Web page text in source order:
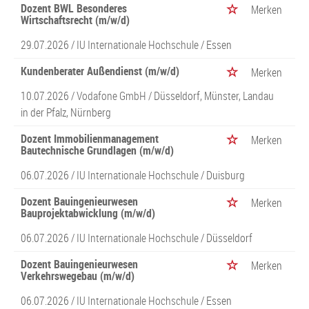
Dozent BWL Besonderes
Wirtschaftsrecht (m/w/d)
Merken
29.07.2026 /IU Internationale Hochschule/ Essen
Kundenberater Außendienst (m/w/d)
Merken
10.07.2026 /Vodafone GmbH/ Düsseldorf, Münster, Landau
in der Pfalz, Nürnberg
Dozent Immobilienmanagement
Bautechnische Grundlagen (m/w/d)
Merken
06.07.2026 /IU Internationale Hochschule/ Duisburg
Dozent Bauingenieurwesen
Bauprojektabwicklung (m/w/d)
Merken
06.07.2026 /IU Internationale Hochschule/ Düsseldorf
Dozent Bauingenieurwesen
Verkehrswegebau (m/w/d)
Merken
06.07.2026 /IU Internationale Hochschule/ Essen